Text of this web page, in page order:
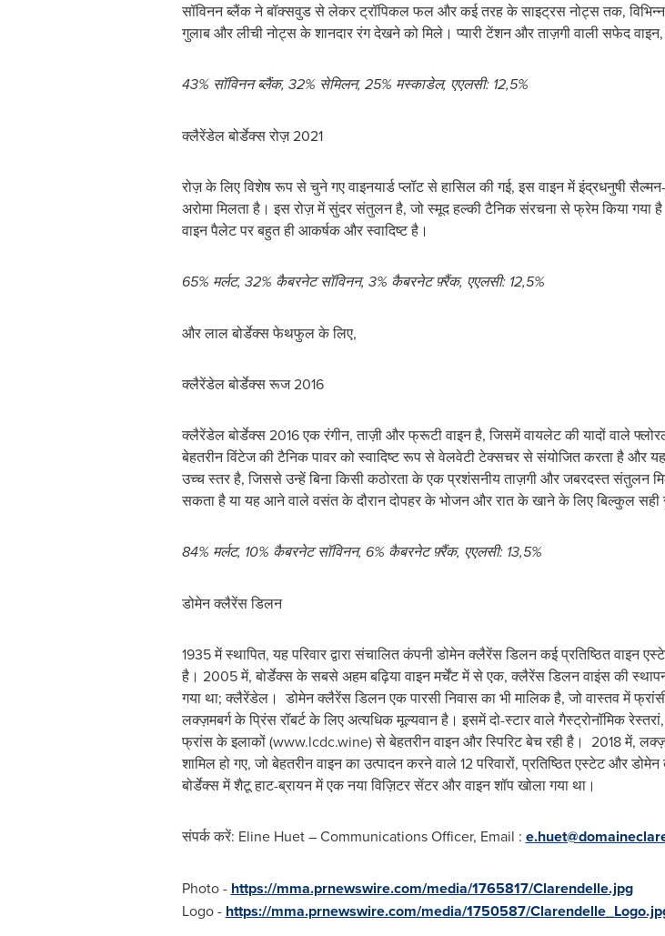
सॉविनन ब्लैंक ने बॉक्सवुड से लेकर ट्रॉपिकल फल और कई तरह के साइट्रस नोट्स तक,
गुलाब और लीची नोट्स के शानदार रंग देखने को मिले। प्यारी टेंशन और ताज़गी वाली सफेद
43% सॉविनन ब्लैंक, 32% सेमिलन, 25% मस्काडेल, एएलसी: 12,5%
क्लैरेंडेल बोर्डेक्स रोज़ 2021
रोज़ के लिए विशेष रूप से चुने गए वाइनयार्ड प्लॉट से हासिल की गई, इस वाइन में इंद्रधनुषी
अरोमा मिलता है। इस रोज़ में सुंदर संतुलन है, जो स्मूद हल्की टैनिक संरचना से फ्रेम किया गया
वाइन पैलेट पर बहुत ही आकर्षक और स्वादिष्ट है।
65% मर्लट, 32% कैबरनेट सॉविनन, 3% कैबरनेट फ़्रैंक, एएलसी: 12,5%
और लाल बोर्डेक्स फेथफुल के लिए,
क्लैरेंडेल बोर्डेक्स रूज 2016
क्लैरेंडेल बोर्डेक्स 2016 एक रंगीन, ताज़ी और फ्रूटी वाइन है, जिसमें वायलेट की यादों वाले
बेहतरीन विंटेज की टैनिक पावर को स्वादिष्ट रूप से वेलवेटी टेक्सचर से संयोजित करता है और
उच्च स्तर है, जिससे उन्हें बिना किसी कठोरता के एक प्रशंसनीय ताज़गी और जबरदस्त संतुलन
सकता है या यह आने वाले वसंत के दौरान दोपहर के भोजन और रात के खाने के लिए बिल्कुल सही
84% मर्लट, 10% कैबरनेट सॉविनन, 6% कैबरनेट फ़्रैंक, एएलसी: 13,5%
डोमेन क्लैरेंस डिलन
1935 में स्थापित, यह परिवार द्वारा संचालित कंपनी डोमेन क्लैरेंस डिलन कई प्रतिष्ठित
है। 2005 में, बोर्डेक्स के सबसे अहम बढ़िया वाइन मर्चेंट में से एक, क्लैरेंस डिलन वाइंस की
गया था; क्लैरेंडेल। डोमेन क्लैरेंस डिलन एक पारसी निवास का भी मालिक है, जो वास्तव में
लक्ज़मबर्ग के प्रिंस रॉबर्ट के लिए अत्यधिक मूल्यवान है। इसमें दो-स्टार वाले गैस्ट्रोनॉमिक
फ्रांस के इलाकों (www.lcdc.wine) से बेहतरीन वाइन और स्पिरिट बेच रही है। 2018 में,
शामिल हो गए, जो बेहतरीन वाइन का उत्पादन करने वाले 12 परिवारों, प्रतिष्ठित एस्टेट और
बोर्डेक्स में शैटू हाट-ब्रायन में एक नया विज़िटर सेंटर और वाइन शॉप खोला गया था।
संपर्क करें: Eline Huet– Communications Officer, Email :
Photo - https://mma.prnewswire.com/media/1765817/Clarendelle.jpg
Logo - https://mma.prnewswire.com/media/1750587/